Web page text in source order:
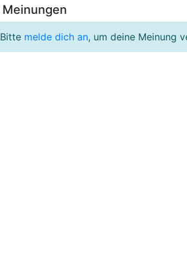
Meinungen
Bitte melde dich an, um deine Meinung